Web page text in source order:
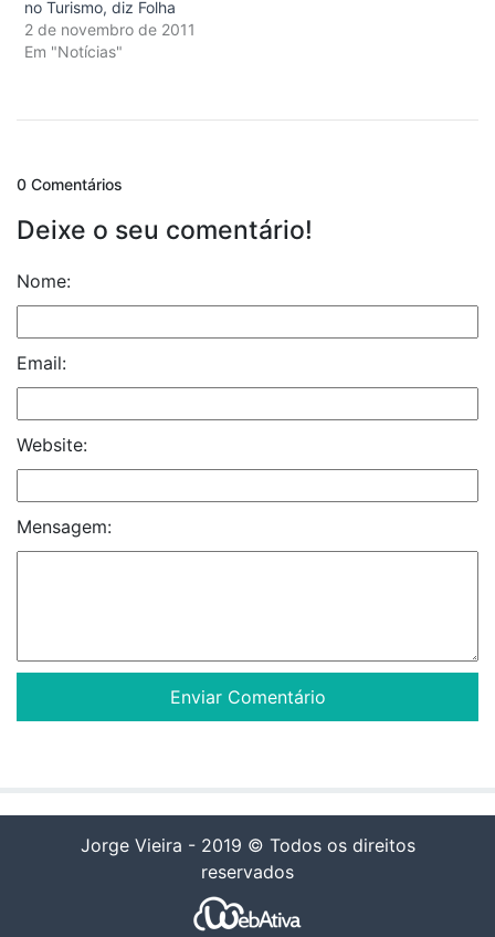
no Turismo, diz Folha
2 de novembro de 2011
Em "Notícias"
0 Comentários
Deixe o seu comentário!
Nome:
Email:
Website:
Mensagem:
Jorge Vieira - 2019 © Todos os direitos
reservados